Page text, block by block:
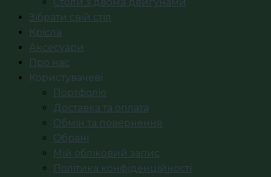
Зібрати свій стіл
Крісла
Аксесуари
Про нас
Користувачеві
Портфоліо
Доставка та оплата
Обмін та повернення
Обрані
Мій обліковий запис
Політика конфіденційності